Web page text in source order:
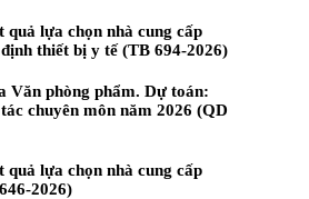
quả lựa chọn nhà cung cấp
thiết bị y tế (TB 694-2026)
Văn phòng phẩm. Dự toán:
chuyên môn năm 2026 (QD
quả lựa chọn nhà cung cấp
2026)